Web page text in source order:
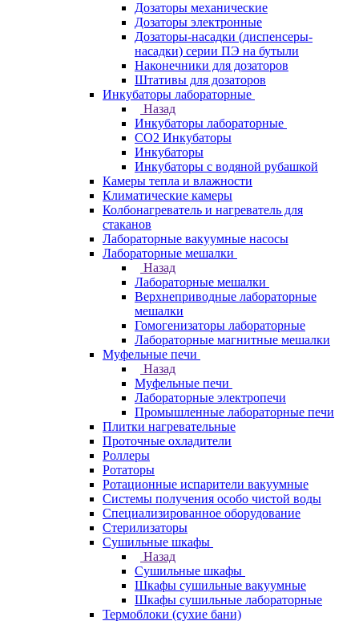
Дозаторы механические
Дозаторы электронные
Дозаторы-насадки (диспенсеры-
насадки) серии ПЭ на бутыли
Наконечники для дозаторов
Штативы для дозаторов
Инкубаторы лабораторные
Назад
Инкубаторы лабораторные
CO2 Инкубаторы
Инкубаторы
Инкубаторы с водяной рубашкой
Камеры тепла и влажности
Климатические камеры
Колбонагреватель и нагреватель для
стаканов
Лабораторные вакуумные насосы
Лабораторные мешалки
Назад
Лабораторные мешалки
Верхнеприводные лабораторные
мешалки
Гомогенизаторы лабораторные
Лабораторные магнитные мешалки
Муфельные печи
Назад
Муфельные печи
Лабораторные электропечи
Промышленные лабораторные печи
Плитки нагревательные
Проточные охладители
Роллеры
Ротаторы
Ротационные испарители вакуумные
Системы получения особо чистой воды
Специализированное оборудование
Стерилизаторы
Сушильные шкафы
Назад
Сушильные шкафы
Шкафы сушильные вакуумные
Шкафы сушильные лабораторные
Термоблоки (сухие бани)